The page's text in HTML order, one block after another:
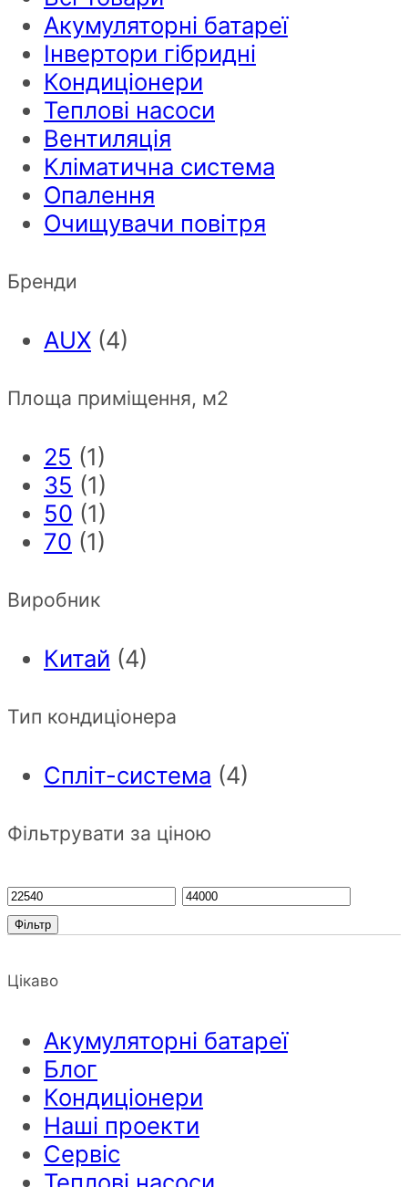
Акумуляторні батареї
Інвертори гібридні
Кондиціонери
Теплові насоси
Вентиляція
Кліматична система
Опалення
Очищувачи повітря
Бренди
AUX (4)
Площа приміщення, м2
25 (1)
35 (1)
50 (1)
70 (1)
Виробник
Китай (4)
Тип кондиціонера
Спліт-система (4)
Фільтрувати за ціною
Фільтр
Цікаво
Акумуляторні батареї
Блог
Кондиціонери
Наші проекти
Сервіс